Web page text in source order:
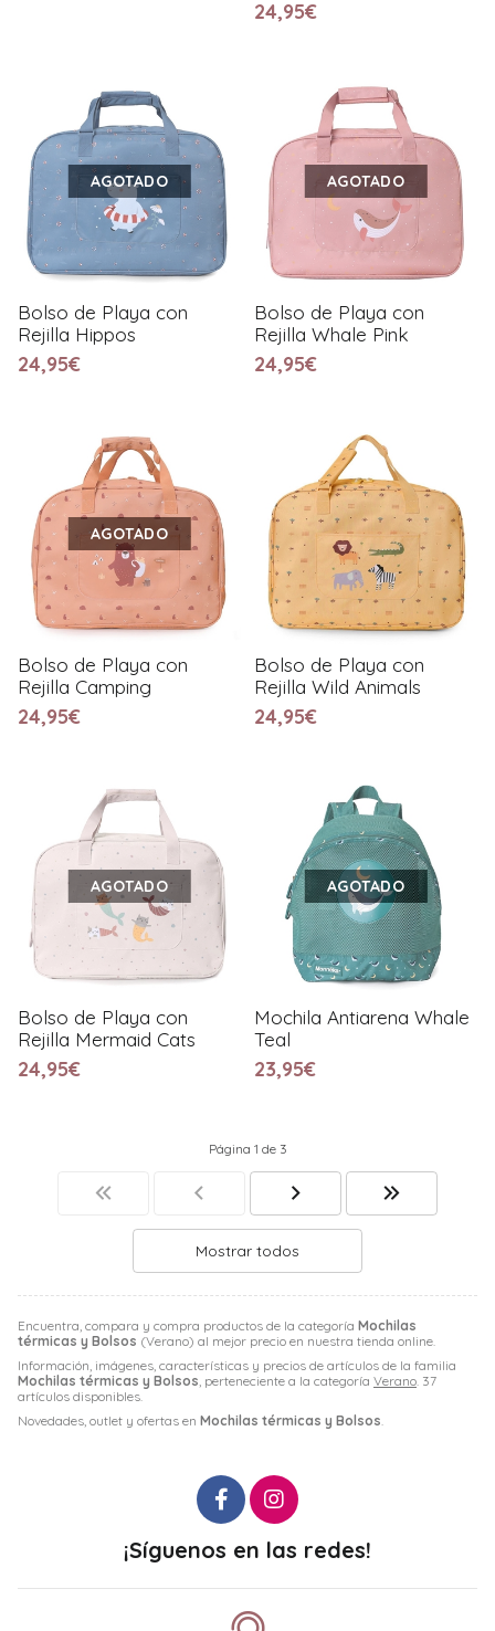
Encuentra, compara y compra productos de la categoría Mochilas
térmicas y Bolsos (Verano) al mejor precio en nuestra tienda online.
Información, imágenes, características y precios de artículos de la familia
Mochilas térmicas y Bolsos , perteneciente a la categoría Verano . 37
artículos disponibles.
Novedades, outlet y ofertas en Mochilas térmicas y Bolsos
24,95€
AGOTADO
Bolso de Playa con
Rejilla Hippos
24,95€
AGOTADO
Bolso de Playa con
Rejilla Whale Pink
24,95€
AGOTADO
Bolso de Playa con
Rejilla Camping
24,95€
Bolso de Playa con
Rejilla Wild Animals
24,95€
AGOTADO
Bolso de Playa con
Rejilla Mermaid Cats
24,95€
AGOTADO
Mochila Antiarena Whale
Teal
23,95€
Página 1 de 3
Mostrar todos
¡Síguenos en las redes!